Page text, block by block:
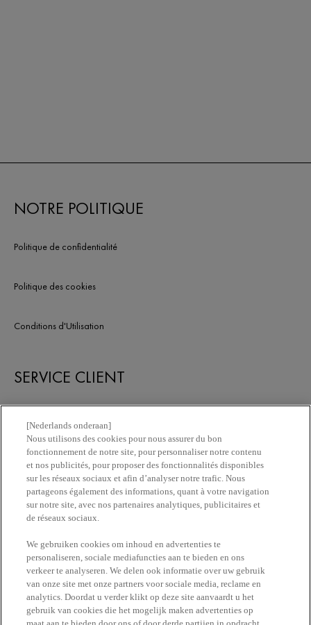
NOTRE POLITIQUE
Politique de confidentialité
Politique des cookies
Conditions d'Utilisation
SERVICE CLIENT
Newsletter
Trouvez une pharmacie​
RESTEZ EN CONTACT
[Nederlands onderaan]
Nous utilisons des cookies pour nous assurer du bon
fonctionnement de notre site, pour personnaliser notre contenu
et nos publicités, pour proposer des fonctionnalités disponibles
sur les réseaux sociaux et afin d’analyser notre trafic. Nous
partageons également des informations, quant à votre navigation
sur notre site, avec nos partenaires analytiques, publicitaires et
de réseaux sociaux.
We gebruiken cookies om inhoud en advertenties te
personaliseren, sociale mediafuncties aan te bieden en ons
verkeer te analyseren. We delen ook informatie over uw gebruik
van onze site met onze partners voor sociale media, reclame en
analytics. Doordat u verder klikt op deze site aanvaardt u het
gebruik van cookies die het mogelijk maken advertenties op